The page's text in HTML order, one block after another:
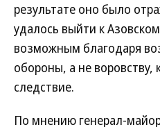
результате оно было
удалось выйти к
возможным благодаря
обороны, а не воровству,
следствие.
По мнению генерал-